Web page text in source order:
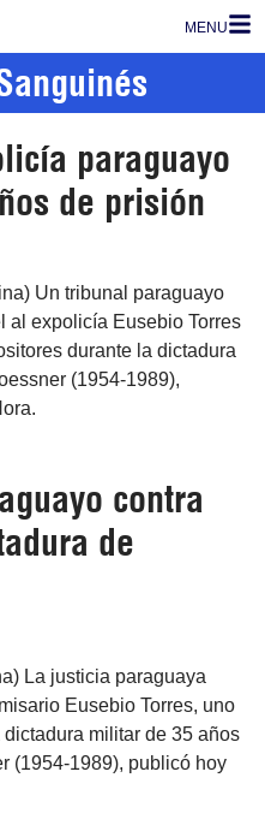
MENU
paraguayo
de prisión
Un tribunal paraguayo
al expolicía Eusebio Torres
durante la dictadura
(1954-1989),
contra
de
La justicia paraguaya
Eusebio Torres, uno
militar de 35 años
(1954-1989), publicó hoy